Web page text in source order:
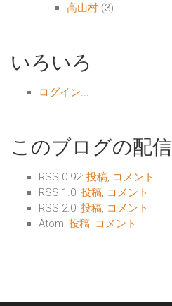
高山村 (3)
いろいろ
ログイン...
このブログの配信
RSS 0.92: 投稿, コメント
RSS 1.0: 投稿, コメント
RSS 2.0: 投稿, コメント
Atom: 投稿, コメント